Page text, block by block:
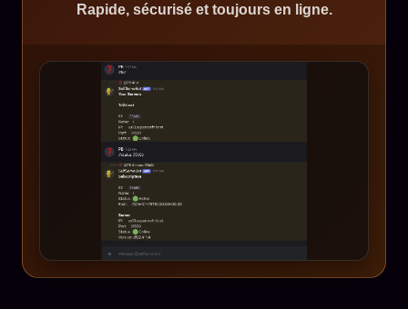
Rapide, sécurisé et toujours en ligne.